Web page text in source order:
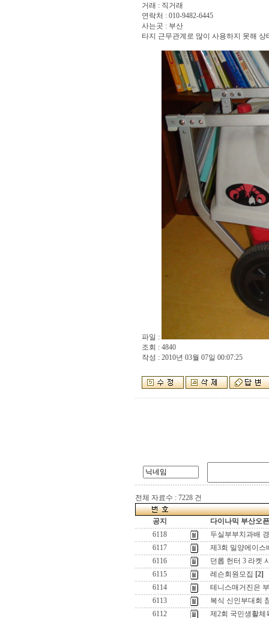
거래 : 직거래
연락처 : 010-9482-6445
사는곳 : 부산
타지 근무관계로 많이 사용하지 못해 상
파일 :
조회 : 4840
작성 : 2010년 03월 07일 00:07:25
전체 자료수 : 7228 건
공지
다이나믹 부산오
6118
두실부부치과배
6117
제3회 밀양에이스
6116
던롭 헌터 3 라켓
6115
레슨회원모집 [2]
6114
테니스매거진은
6113
복식 신인부대회
6112
제2회 국민생활체